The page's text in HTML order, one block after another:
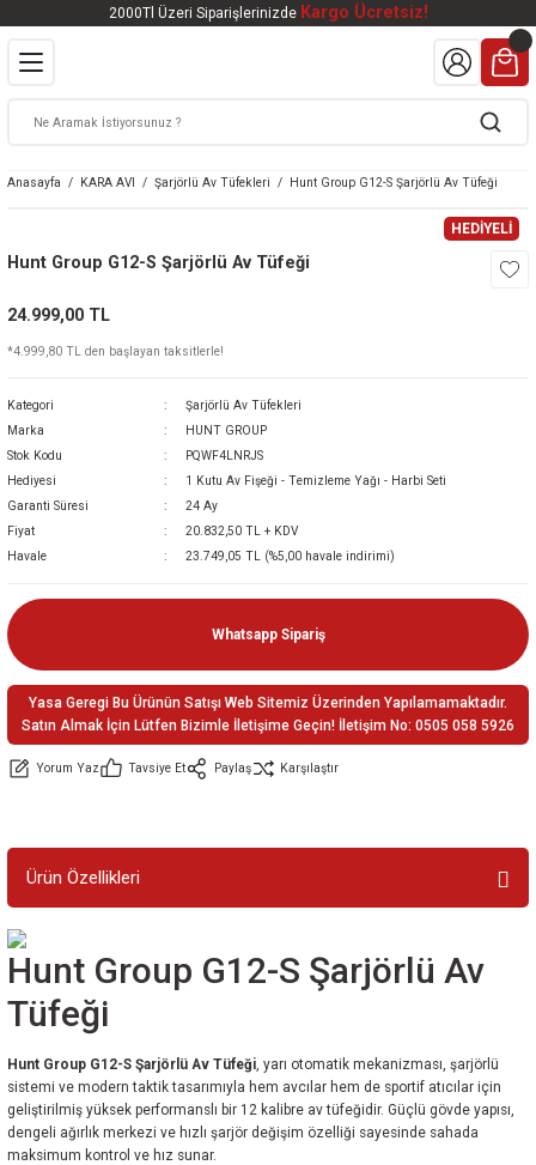
2000Tl Üzeri Siparişlerinizde Kargo Ücretsiz!
Geri Dön
Tüfekleri
Ürünleri
Geri Dön
Geri Dön
Geri Dön
Geri Dön
Anasayfa KARA AVI Şarjörlü Av Tüfekleri Hunt Group G12-S Şarjörlü Av Tüfeği
HEDİYELİ
Hunt Group G12-S Şarjörlü Av Tüfeği
24.999,00 TL
*4.999,80 TL den başlayan taksitlerle!
Kategori
Şarjörlü Av Tüfekleri
Marka
HUNT GROUP
Stok Kodu
PQWF4LNRJS
Hediyesi
1 Kutu Av Fişeği - Temizleme Yağı - Harbi Seti
Garanti Süresi
24 Ay
Fiyat
20.832,50 TL + KDV
Havale
23.749,05 TL (%5,00 havale indirimi)
Whatsapp Sipariş
Yasa Geregi Bu Ürünün Satışı Web Sitemiz Üzerinden Yapılamamaktadır.
Satın Almak İçin Lütfen Bizimle İletişime Geçin! İletişim No: 0505 058 5926
Yorum Yaz Tavsiye Et Paylaş Karşılaştır
Ürün Özellikleri
Hunt Group G12-S Şarjörlü Av
Tüfeği
Hunt Group G12-S Şarjörlü Av Tüfeği, yarı otomatik mekanizması, şarjörlü
sistemi ve modern taktik tasarımıyla hem avcılar hem de sportif atıcılar için
geliştirilmiş yüksek performanslı bir 12 kalibre av tüfeğidir. Güçlü gövde yapısı,
dengeli ağırlık merkezi ve hızlı şarjör değişim özelliği sayesinde sahada
maksimum kontrol ve hız sunar.